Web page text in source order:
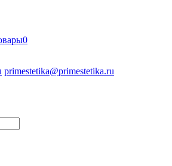
0
primestetika@primestetika.ru